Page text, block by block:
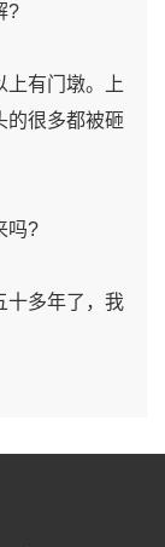
?
上有门墩。上
的很多都被砸
吗?
十多年了，我